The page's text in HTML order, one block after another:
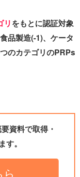
リをもとに認証対象
品製造(-1)、ケータ
のカテゴリのPRPs
資料で取得・
す。